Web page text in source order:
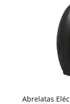
Abrelatas